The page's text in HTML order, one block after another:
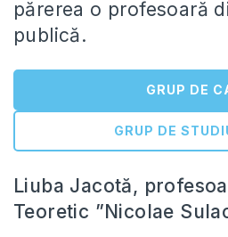
părerea o profesoară
publică.
GRUP DE
GRUP DE
Liuba Jacotă,
Teoretic ”Nicolae